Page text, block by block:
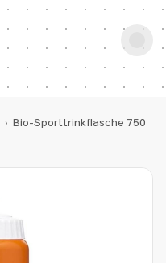
› Bio-Sporttrinkflasche 750